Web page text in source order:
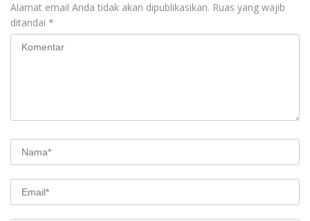
Alamat email Anda tidak akan dipublikasikan. Ruas yang wajib
ditandai *